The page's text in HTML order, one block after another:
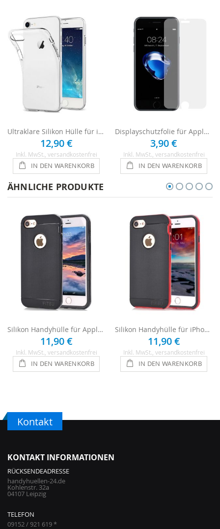
Ultraklare Silikon Hülle für iPhone 8 - Transparent
12,90 €
Inkl. MwSt. , versandkostenfrei
IN DEN WARENKORB
Displayschutzfolie für Apple iPhone 8 - Ultraklar
3,90 €
Inkl. MwSt. , versandkostenfrei
IN DEN WARENKORB
ÄHNLICHE PRODUKTE
Silikon Handyhülle für Apple iPhone 8 - Schwarz
11,90 €
Inkl. MwSt. , versandkostenfrei
IN DEN WARENKORB
Silikon Handyhülle für iPhone 8 - Schwarz / Rot
11,90 €
Inkl. MwSt. , versandkostenfrei
IN DEN WARENKORB
Kontakt
KONTAKT INFORMATIONEN
RÜCKSENDEADRESSE
handyhuellen-24.de
Kohlenstr. 32a
04107 Leipzig
TELEFON
09152 / 921 619 *